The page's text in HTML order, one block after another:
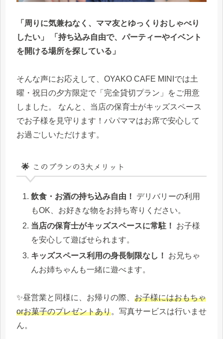
「周りに気兼ねなく、ママ友とゆっくりおしゃべり
したい」 「持ち込み自由で、パーティーやイベント
を開ける場所を探している」
そんな声にお応えして、OYAKO CAFE MINIでは土
曜・祝日の夕方限定で「完全貸切プラン」をご用意
しました。 なんと、当店の保育士がキッズスペース
でお子様を見守ります！パパママはお席で安心して
お過ごしいただけます。
🌟 このプランの3大メリット
飲食・お酒の持ち込み自由！
デリバリーの利用
もOK、お好きな物をお持ち寄りください。
当店の保育士がキッズスペースに常駐！
お子様
を安心して遊ばせられます。
キッズスペース利用の身長制限なし！
お兄ちゃ
んお姉ちゃんも一緒に遊べます。
✨️昼営業と同様に、お帰りの際、 お子様にはおもちゃ
orお菓子のプレゼントあり。写真サービスは行いませ
ん。